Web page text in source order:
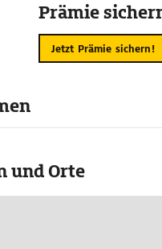
Prämie
Jetzt Prämie sichern!
und Orte